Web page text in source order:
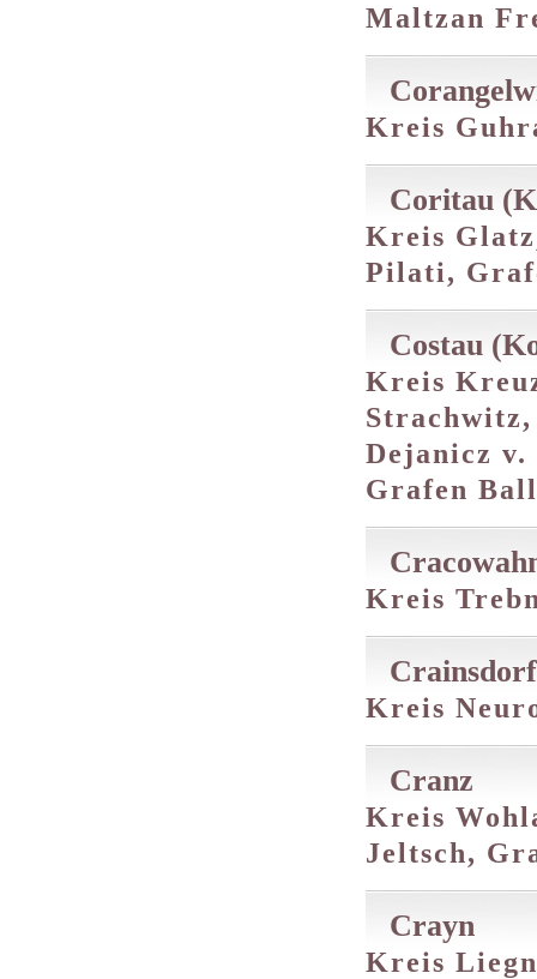
Maltzan
Kreis
Coritau
Kreis
Pilati,
Costau
Kreis
Dejanicz v.
Grafen
Kreis
Crainsdorf
Kreis
Cranz
Kreis
Jeltsch,
Crayn
Kreis